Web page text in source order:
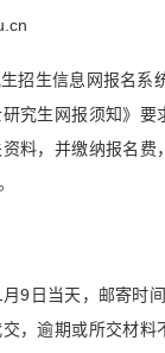
招生信息网报名系
究生网报须知》要
料，并缴纳报名费
9日当天，邮寄时
，逾期或所交材料